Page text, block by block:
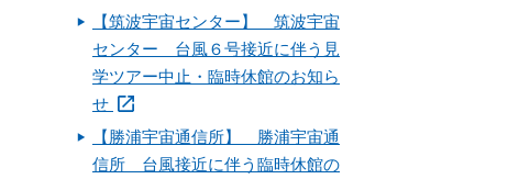
【筑波宇宙センター】 筑波宇宙
センター 台風６号接近に伴う見
学ツアー中止・臨時休館のお知ら
せ
【勝浦宇宙通信所】 勝浦宇宙通
信所 台風接近に伴う臨時休館の